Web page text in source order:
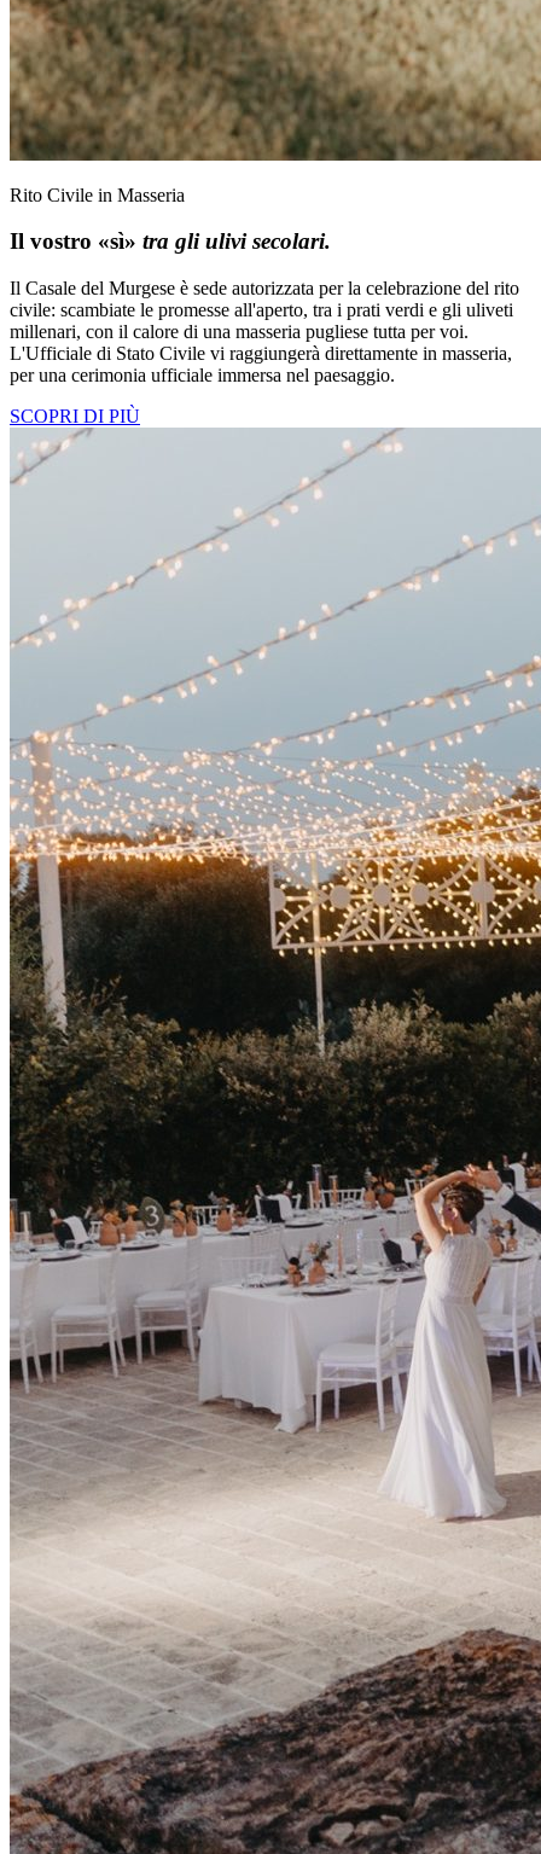
Rito Civile in Masseria
Il vostro «sì» tra gli ulivi secolari.
Il Casale del Murgese è sede autorizzata per la celebrazione del rito
civile: scambiate le promesse all'aperto, tra i prati verdi e gli uliveti
millenari, con il calore di una masseria pugliese tutta per voi.
L'Ufficiale di Stato Civile vi raggiungerà direttamente in masseria,
per una cerimonia ufficiale immersa nel paesaggio.
SCOPRI DI PIÙ